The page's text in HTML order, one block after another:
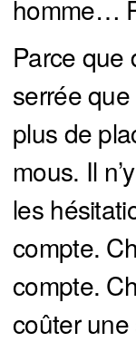
homme…
Parce que
serrée que
plus de
mous. Il
les
compte.
compte.
coûter une